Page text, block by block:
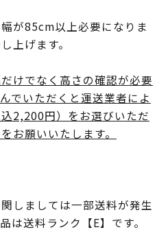
が85cm以上必要になりま
上げます。
けでなく高さの確認が必要
でいただくと運送業者によ
2,200円）をお選びいただ
お願いいたします。
しましては一部送料が発生
は送料ランク【E】です。